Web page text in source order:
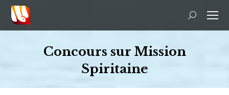
Recherche
:
Concours sur Mission
Spiritaine